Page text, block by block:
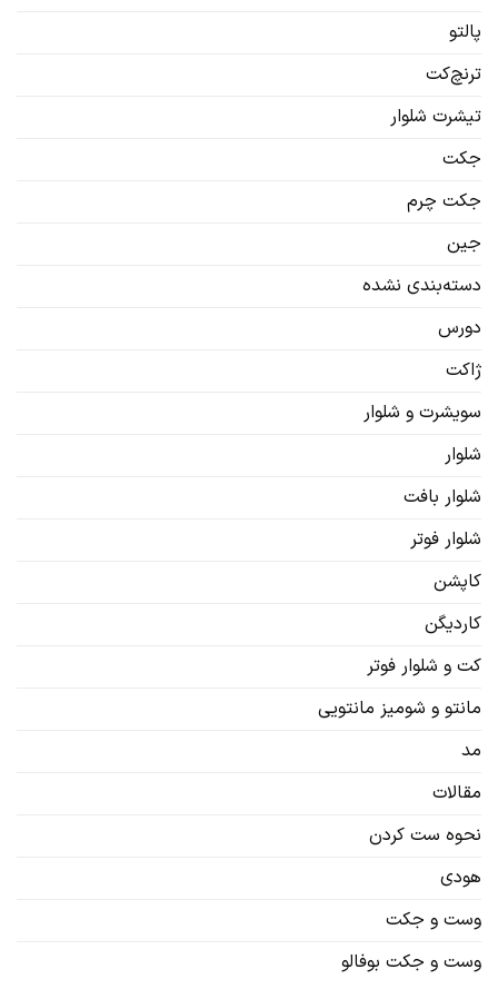
پالتو
ترنچ‌کت
تیشرت شلوار
جکت
جکت چرم
جین
دسته‌بندی نشده
دورس
ژاکت
سویشرت‌ و شلوار
شلوار
شلوار بافت
شلوار فوتر
کاپشن
کاردیگن‌
کت و شلوار فوتر
مانتو و شومیز مانتویی
مد
مقالات
نحوه ست کردن
هودی
وست و جکت
وست و جکت بوفالو